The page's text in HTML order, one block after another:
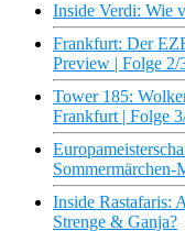
Inside Verdi: Wie
Frankfurt: Der
Preview | Folge
Tower 185:
Frankfurt | Folge
Sommermärchen-
Inside Rastafaris:
Strenge & Ganja?